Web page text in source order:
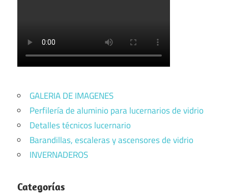
GALERIA DE IMAGENES
Perfilería de aluminio para lucernarios de vidrio
Detalles técnicos lucernario
Barandillas, escaleras y ascensores de vidrio
INVERNADEROS
Categorías